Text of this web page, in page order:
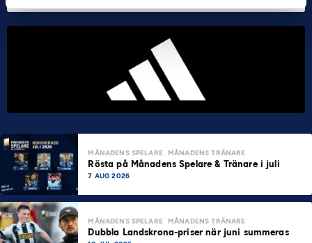
MÅNADENS SPELARE MÅNADENS TRÄNARE
Rösta på Månadens Spelare & Tränare i juli
7 AUG 2026
MÅNADENS SPELARE MÅNADENS TRÄNARE
Dubbla Landskrona-priser när juni summeras